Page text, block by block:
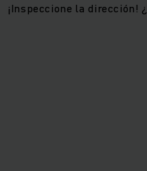
¡Inspeccione la dirección!